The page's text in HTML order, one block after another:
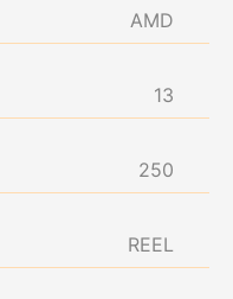
AMD
13
250
REEL